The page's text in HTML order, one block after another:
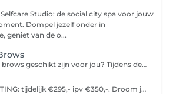
Studio: de social city spa voor jouw
Dompel jezelf onder in
geniet van de o...
Twijfel je of powder brows geschikt zijn voor jou? Tijdens deze intake krijg je persoonlijk advies en bespreken we samen de mogelijkheden.
INTRODUCTIEKORTING: tijdelijk €295,- ipv €350,-. Droom je van perfect gevormde wenkbrauwen die je niet meer dagelijks hoeft bij te tekenen? Met Powder Brows creëren we een subtiel poedereffect dat zorgt voor strakke, symmetrische en natuurlijk ogende wenkbrauwen. Afgestemd op jouw gezicht en uitstraling. Het resultaat lijkt op wenkbrauwen die subtiel zijn ingekleurd met poeder: zacht, natuurlijk en elegant. (LET OP: Géén oude PMU). Tijdens de afspraak plannen we samen de nabehandeling in.